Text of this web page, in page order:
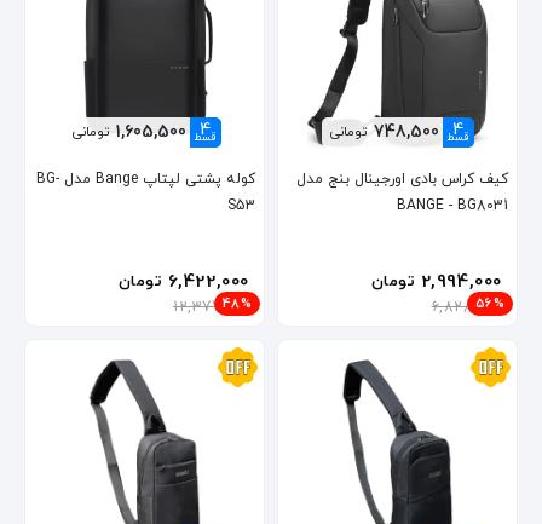
4
قسط 748,500 تومانی
کیف کراس بادی اورجینال بنج مدل
BANGE - BG8031
2,994,000 تومان
6,828,000
56%
4
قسط 1,605,500 تومانی
کوله پشتی لپتاپ Bange مدل BG-
S53
6,422,000 تومان
12,377,000
48%